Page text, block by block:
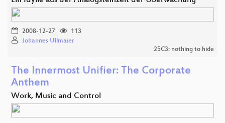
2008-12-27
113
Johannes Ullmaier
25C3: nothing to hide
The Innermost Unifier: The Corporate
Anthem
Work, Music and Control